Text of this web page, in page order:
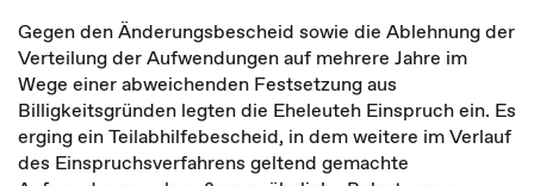
Gegen den Änderungsbescheid sowie die Ablehnung der
Verteilung der Aufwendungen auf mehrere Jahre im
Wege einer abweichenden Festsetzung aus
Billigkeitsgründen legten die Eheleuteh Einspruch ein. Es
erging ein Teilabhilfebescheid, in dem weitere im Verlauf
des Einspruchsverfahrens geltend gemachte